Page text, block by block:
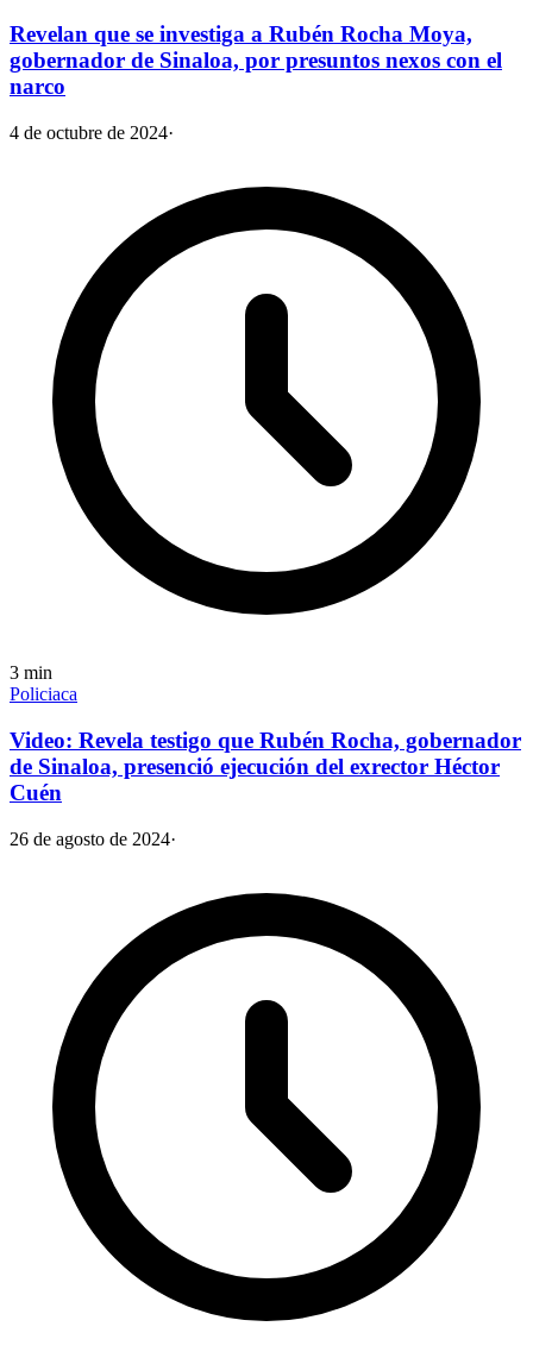
Revelan que se investiga a Rubén Rocha Moya,
gobernador de Sinaloa, por presuntos nexos con el
narco
4 de octubre de 2024·
3 min
Policiaca
Video: Revela testigo que Rubén Rocha, gobernador
de Sinaloa, presenció ejecución del exrector Héctor
Cuén
26 de agosto de 2024·